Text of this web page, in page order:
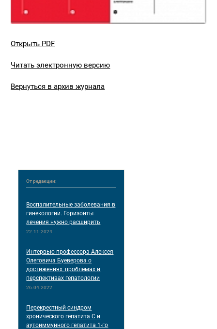
Открыть PDF
Читать электронную версию
Вернуться в архив журнала
От редакции:
Воспалительные заболевания в
гинекологии. Горизонты
лечения нужно расширить
22.11.2024
Интервью профессора Алексея
Олеговича Буеверова о
достижениях, проблемах и
перспективах гепатологии
26.04.2022
Перекрестный синдром
хронического гепатита С и
аутоиммунного гепатита 1-го